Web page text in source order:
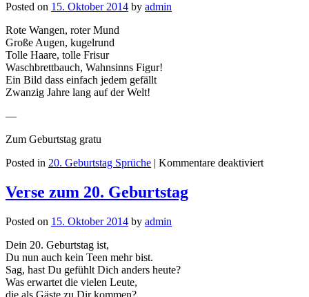
Posted on 15. Oktober 2014 by admin
Rote Wangen, roter Mund
Große Augen, kugelrund
Tolle Haare, tolle Frisur
Waschbrettbauch, Wahnsinns Figur!
Ein Bild dass einfach jedem gefällt
Zwanzig Jahre lang auf der Welt!
—
Zum Geburtstag gratu
Posted in 20. Geburtstag Sprüche | Kommentare deaktiviert
Verse zum 20. Geburtstag
Posted on 15. Oktober 2014 by admin
Dein 20. Geburtstag ist,
Du nun auch kein Teen mehr bist.
Sag, hast Du gefühlt Dich anders heute?
Was erwartet die vielen Leute,
die als Gäste zu Dir kommen?